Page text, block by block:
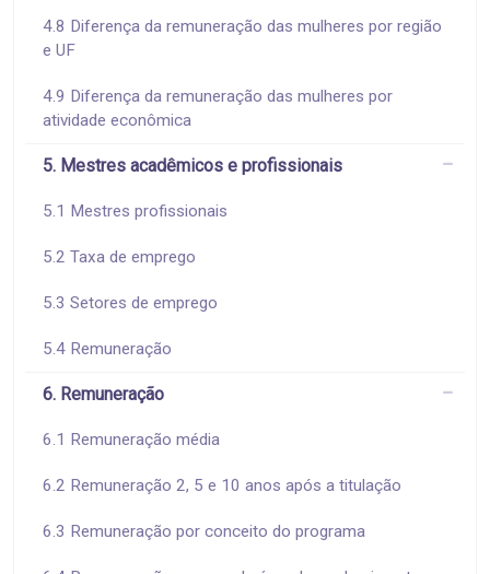
4.8 Diferença da remuneração das mulheres por região
e UF
4.9 Diferença da remuneração das mulheres por
atividade econômica
5. Mestres acadêmicos e profissionais
5.1 Mestres profissionais
5.2 Taxa de emprego
5.3 Setores de emprego
5.4 Remuneração
6. Remuneração
6.1 Remuneração média
6.2 Remuneração 2, 5 e 10 anos após a titulação
6.3 Remuneração por conceito do programa